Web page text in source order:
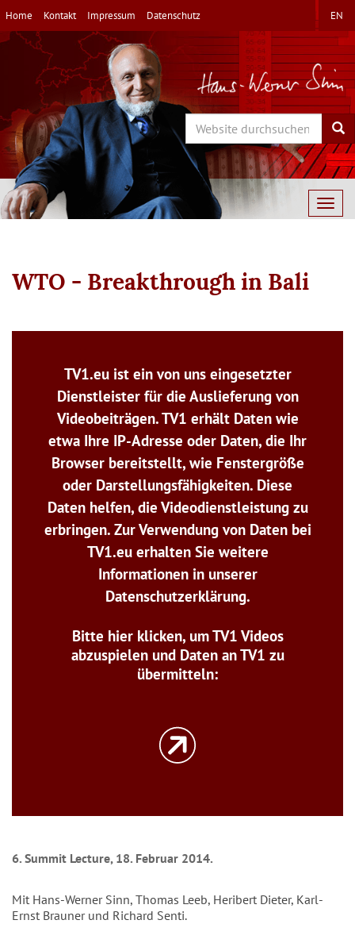
Direkt
zum
Inhalt
Home Kontakt Impressum Datenschutz EN
Search
WTO - Breakthrough in Bali
TV1.eu ist ein von uns eingesetzter
Dienstleister für die Auslieferung von
Videobeiträgen. TV1 erhält Daten wie
etwa Ihre IP-Adresse oder Daten, die Ihr
Browser bereitstellt, wie Fenstergröße
oder Darstellungsfähigkeiten. Diese
Daten helfen, die Videodienstleistung zu
erbringen. Zur Verwendung von Daten bei
TV1.eu erhalten Sie weitere
Informationen in unserer
Datenschutzerklärung.
Bitte hier klicken, um TV1 Videos
abzuspielen und Daten an TV1 zu
übermitteln:
6. Summit Lecture, 18. Februar 2014.
Mit Hans-Werner Sinn, Thomas Leeb, Heribert Dieter, Karl-
Ernst Brauner und Richard Senti.